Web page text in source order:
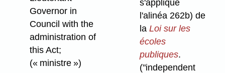
Governor in
Council with the
administration of
this Act;
(« ministre »)
s'applique
l'alinéa 262b) de
la Loi sur les
écoles
publiques.
("independent